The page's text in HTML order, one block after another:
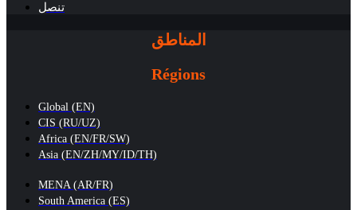
تنصل
المناطق
Régions
Global (EN)
CIS (RU/UZ)
Africa (EN/FR/SW)
Asia (EN/ZH/MY/ID/TH)
MENA (AR/FR)
South America (ES)